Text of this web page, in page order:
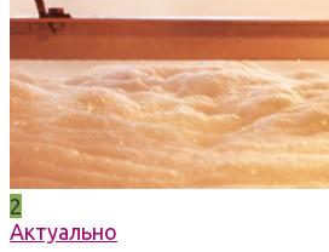
2
Актуально